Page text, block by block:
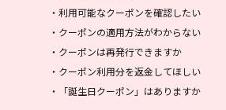
・ 利用可能なクーポンを確認したい
・ クーポンの適用方法がわからない
・ クーポンは再発行できますか
・ クーポン利用分を返金してほしい
・
「誕生日クーポン」はありますか